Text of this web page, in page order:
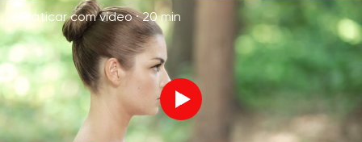
Praticar com vídeo ·20 min